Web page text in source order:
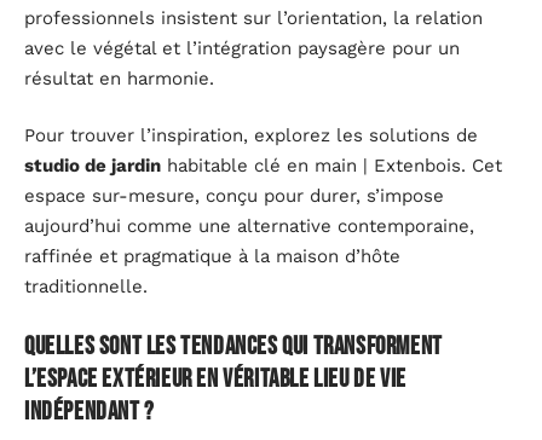
professionnels insistent sur l’orientation, la relation
avec le végétal et l’intégration paysagère pour un
résultat en harmonie.
Pour trouver l’inspiration, explorez les solutions de
studio de jardin habitable clé en main | Extenbois. Cet
espace sur-mesure, conçu pour durer, s’impose
aujourd’hui comme une alternative contemporaine,
raffinée et pragmatique à la maison d’hôte
traditionnelle.
Quelles sont les tendances qui transforment
l’espace extérieur en véritable lieu de vie
indépendant ?